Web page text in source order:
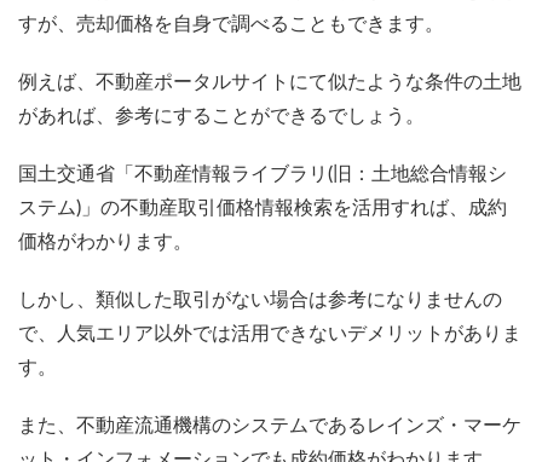
すが、売却価格を自身で調べることもできます。
例えば、不動産ポータルサイトにて似たような条件の土地
があれば、参考にすることができるでしょう。
国土交通省「不動産情報ライブラリ(旧：土地総合情報シ
ステム)」の不動産取引価格情報検索を活用すれば、成約
価格がわかります。
しかし、類似した取引がない場合は参考になりませんの
で、人気エリア以外では活用できないデメリットがありま
す。
また、不動産流通機構のシステムであるレインズ・マーケ